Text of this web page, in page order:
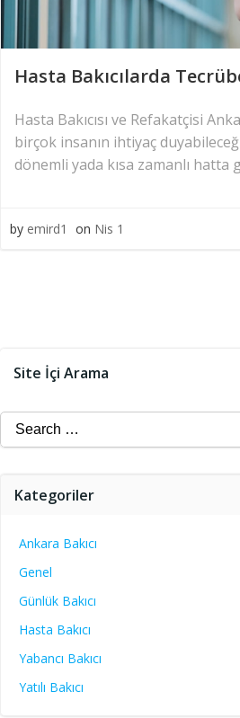
Hasta Bakıcılarda
Hasta Bakıcısı ve Refakatçisi
birçok insanın ihtiyaç
dönemli yada kısa zamanlı
by emird1 on Nis 1
Site İçi Arama
Search
for:
Kategoriler
Ankara Bakıcı
Genel
Günlük Bakıcı
Hasta Bakıcı
Yabancı Bakıcı
Yatılı Bakıcı